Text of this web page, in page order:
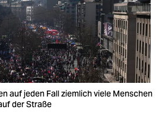
auf jeden Fall ziemlich viele Menschen
der Straße